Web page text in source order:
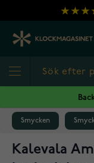
Hoppa till innehållet
Smycken
Kalevala